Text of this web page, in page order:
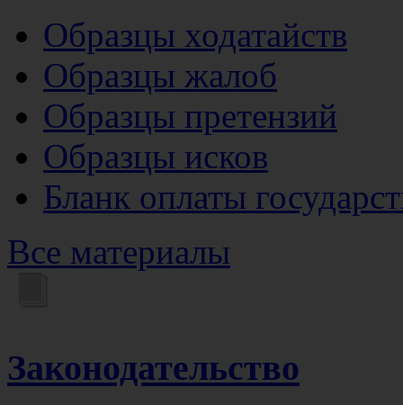
Образцы ходатайств
Образцы жалоб
Образцы претензий
Образцы исков
Бланк оплаты
Все материалы
Законодательство